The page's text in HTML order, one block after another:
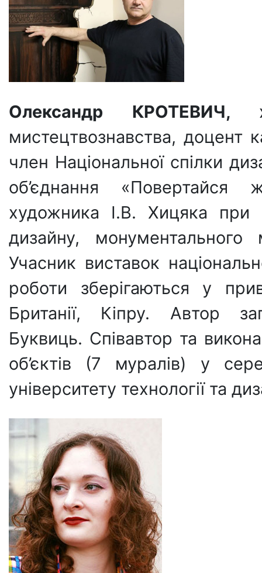
Олександр КРОТЕВИЧ,
мистецтвознавства, доцент
член Національної спілки
об’єднання
художника І.В. Хицяка при
дизайну,
Учасник виставок
роботи зберігаються у
Британії, Кіпру. Автор
Буквиць. Співавтор та
об’єктів (7 муралів) у
університету технології та